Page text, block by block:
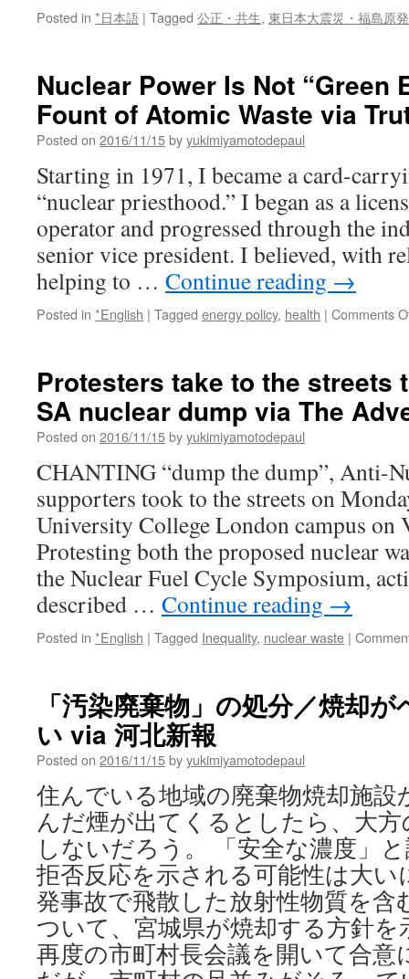
Posted in *日本語 | Tagged 公正・共生, 東日本大震災・福島原発
Nuclear Power Is Not “Green
Fount of Atomic Waste via
Posted on 2016/11/15byyukimiyamotodepaul
Starting in 1971, I became a card-
“nuclear priesthood.” I began as a
operator and progressed through the
senior vice president. I believed, with
helping to … Continue reading →
Posted in *English | Tagged energy policy, health | Comments
Protesters take to the streets
SA nuclear dump via The
Posted on 2016/11/15byyukimiyamotodepaul
CHANTING “dump the dump”, Anti-
supporters took to the streets on
University College London campus on
Protesting both the proposed nuclear
the Nuclear Fuel Cycle Symposium,
described … Continue reading →
Posted in *English | Tagged Inequality, nuclear waste |
「汚染廃棄物」の処分／焼却
い via 河北新報
Posted on 2016/11/15byyukimiyamotodepaul
住んでいる地域の廃棄物焼却施設
んだ煙が出てくるとしたら、大
しないだろう。 「安全な濃度」
拒否反応を示される可能性は大い
発事故で飛散した放射性物質を含
ついて、宮城県が焼却する方針
再度の市町村長会議を開いて合